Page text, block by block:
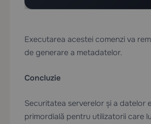
Executarea acestei comenzi va
de generare a metadatelor.
Concluzie
Securitatea serverelor și a datelor
primordială pentru utilizatorii care